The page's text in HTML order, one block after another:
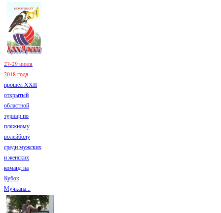
27-29 июля
2018 года
прошёл XXII
открытый
областной
турнир по
пляжному
волейболу
среди мужских
и женских
команд на
Кубок
Мучкапа...